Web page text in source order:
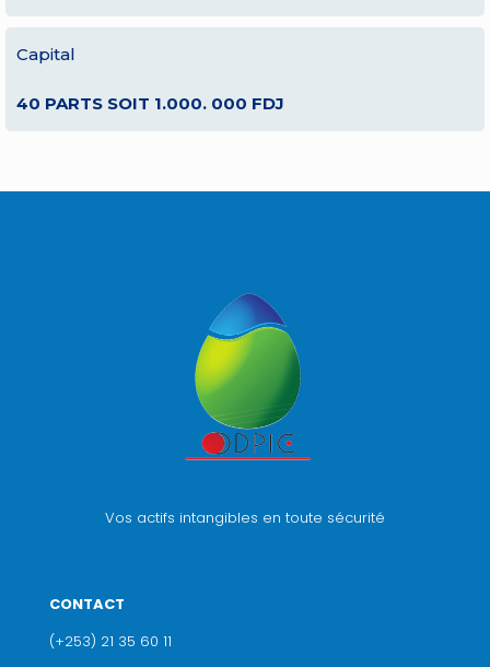
Capital
40 PARTS SOIT 1.000. 000 FDJ
Vos actifs intangibles en toute sécurité
CONTACT
(+253) 21 35 60 11